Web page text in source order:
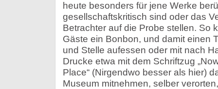
heute besonders für jene Werke
gesellschaftskritisch sind oder das
Betrachter auf die Probe stellen. So
Gäste ein Bonbon, und damit einen
und Stelle aufessen oder mit nach
Drucke etwa mit dem Schriftzug
Place“ (Nirgendwo besser als hier)
Museum mitnehmen, selber